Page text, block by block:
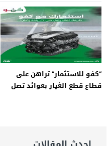
“كفو للاستثمار” تراهن على
قطاع قطع الغيار بعوائد تصل